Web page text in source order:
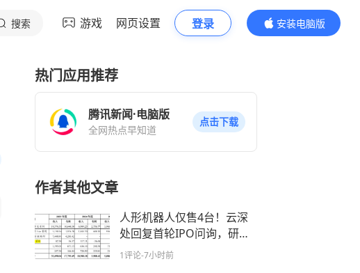
搜索 游戏 网页设置 登录
安装电脑版
内容更精彩
热门应用推荐
腾讯新闻·电脑版
全网热点早知道
点击下载
作者其他文章
人形机器人仅售4台！云深
处回复首轮IPO问询，研发
投入与产能消化存挑战
1评论-7小时前